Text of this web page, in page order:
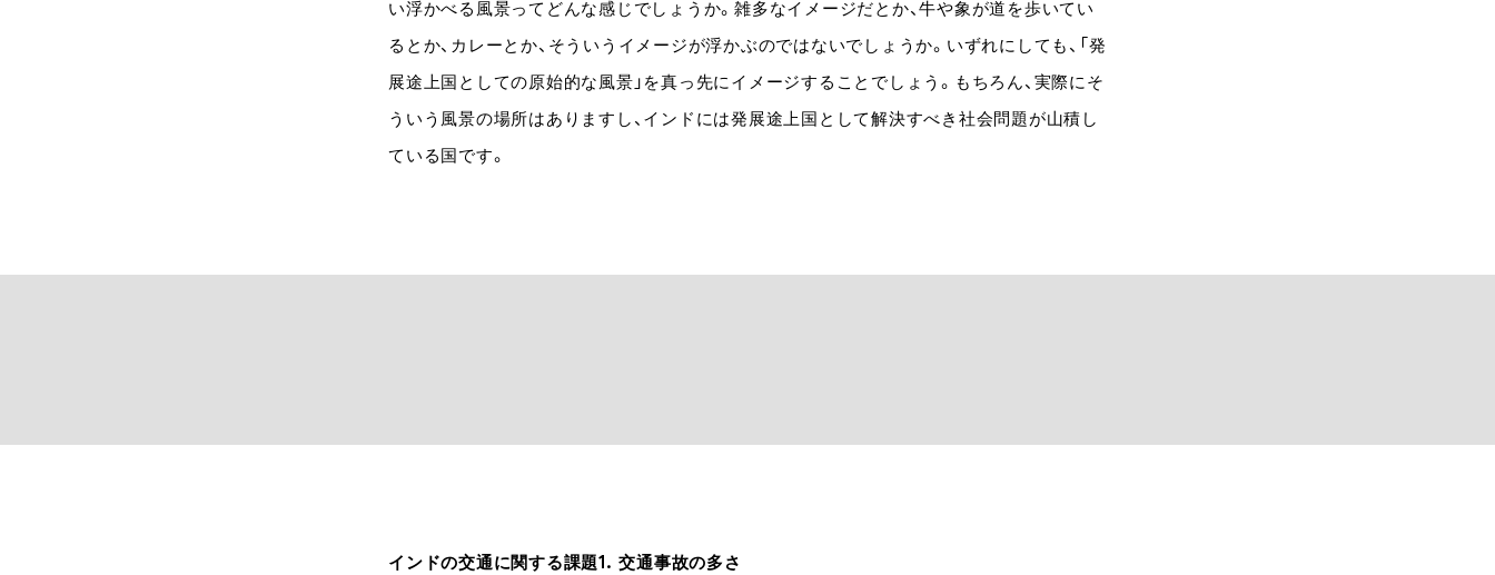
い浮かべる風景ってどんな感じでしょうか。雑多なイメージだとか、牛や象が道を歩いてい
るとか、カレーとか、そういうイメージが浮かぶのではないでしょうか。いずれにしても、「発
展途上国としての原始的な風景」を真っ先にイメージすることでしょう。もちろん、実際にそ
ういう風景の場所はありますし、インドには発展途上国として解決すべき社会問題が山積し
ている国です。
インドの交通に関する課題1. 交通事故の多さ